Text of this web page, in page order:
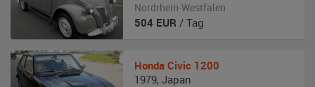
Nordrhein-Westfalen
504 EUR / Tag
Honda Civic 1200
1979, Japan